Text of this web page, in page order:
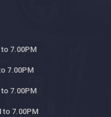
7.00PM
7.00PM
7.00PM
7.00PM